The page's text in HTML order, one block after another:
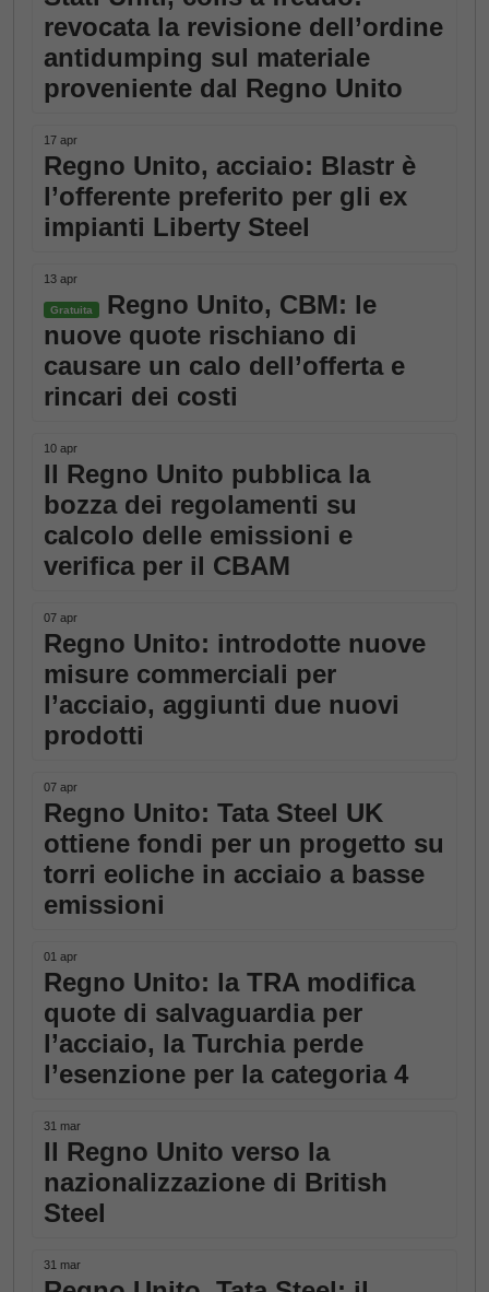
revocata la revisione dell’ordine
antidumping sul materiale
proveniente dal Regno Unito
17 apr
Regno Unito, acciaio: Blastr è
l’offerente preferito per gli ex
impianti Liberty Steel
13 apr
Gratuita
Regno Unito, CBM: le
nuove quote rischiano di
causare un calo dell’offerta e
rincari dei costi
10 apr
Il Regno Unito pubblica la
bozza dei regolamenti su
calcolo delle emissioni e
verifica per il CBAM
07 apr
Regno Unito: introdotte nuove
misure commerciali per
l’acciaio, aggiunti due nuovi
prodotti
07 apr
Regno Unito: Tata Steel UK
ottiene fondi per un progetto su
torri eoliche in acciaio a basse
emissioni
01 apr
Regno Unito: la TRA modifica
quote di salvaguardia per
l’acciaio, la Turchia perde
l’esenzione per la categoria 4
31 mar
Il Regno Unito verso la
nazionalizzazione di British
Steel
31 mar